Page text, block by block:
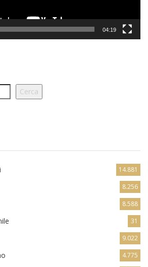
04:19
Cerca
14.881
8.256
8.588
31
9.022
4.775